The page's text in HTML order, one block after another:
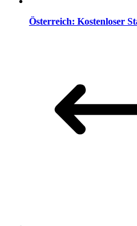
Österreich: Kostenloser